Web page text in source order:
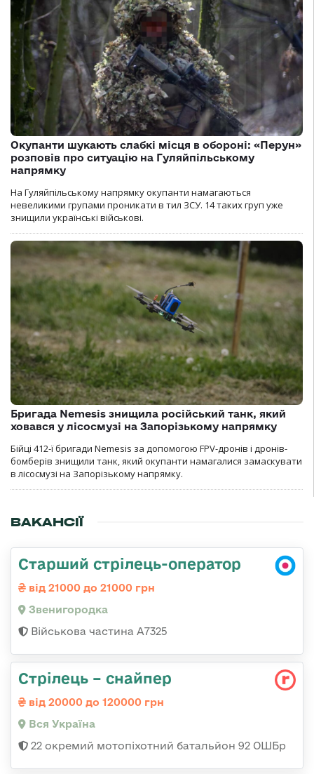
Окупанти шукають слабкі місця в обороні: «Перун»
розповів про ситуацію на Гуляйпільському
напрямку
На Гуляйпільському напрямку окупанти намагаються
невеликими групами проникати в тил ЗСУ. 14 таких груп уже
знищили українські військові.
Бригада Nemesis знищила російський танк, який
ховався у лісосмузі на Запорізькому напрямку
Бійці 412-ї бригади Nemesis за допомогою FPV-дронів і дронів-
бомберів знищили танк, який окупанти намагалися замаскувати
в лісосмузі на Запорізькому напрямку.
ВАКАНСІЇ
Старший стрілець-оператор
від 21000 до 21000 грн
Звенигородка
Військова частина А7325
Стрілець – снайпер
від 20000 до 120000 грн
Вся Україна
22 окремий мотопіхотний батальйон 92 ОШБр